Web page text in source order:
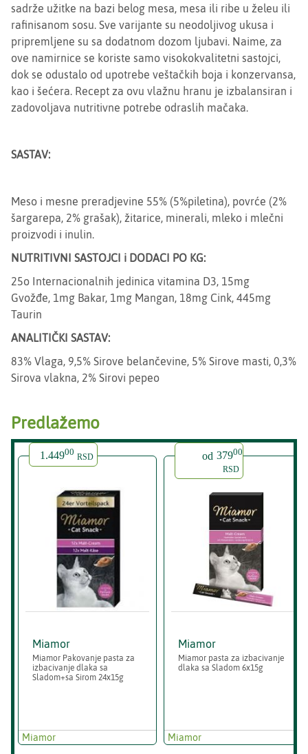
sadrže užitke na bazi belog mesa, mesa ili ribe u želeu ili
rafinisanom sosu. Sve varijante su neodoljivog ukusa i
pripremljene su sa dodatnom dozom ljubavi. Naime, za
ove namirnice se koriste samo visokokvalitetni sastojci,
dok se odustalo od upotrebe veštačkih boja i konzervansa,
kao i šećera. Recept za ovu vlažnu hranu je izbalansiran i
zadovoljava nutritivne potrebe odraslih mačaka.
SASTAV:
Meso i mesne preradjevine 55% (5%piletina), povrće (2%
šargarepa, 2% grašak), žitarice, minerali, mleko i mlečni
proizvodi i inulin.
NUTRITIVNI SASTOJCI i DODACI PO KG:
25o Internacionalnih jedinica vitamina D3, 15mg
Gvožđe, 1mg Bakar, 1mg Mangan, 18mg Cink, 445mg
Taurin
ANALITIČKI SASTAV:
83% Vlaga, 9,5% Sirove belančevine, 5% Sirove masti, 0,3%
Sirova vlakna, 2% Sirovi pepeo
Predlažemo
1.44900 RSD
Miamor
Miamor Pakovanje pasta za
izbacivanje dlaka sa
Sladom+sa Sirom 24x15g
Miamor
od 37900
RSD
Miamor
Miamor pasta za izbacivanje
dlaka sa Sladom 6x15g
Miamor